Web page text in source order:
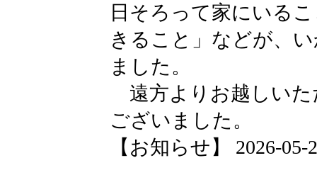
日そろって家にいる
きること」などが、
ました。
遠方よりお越しいた
ございました。
【お知らせ】 2026-05-